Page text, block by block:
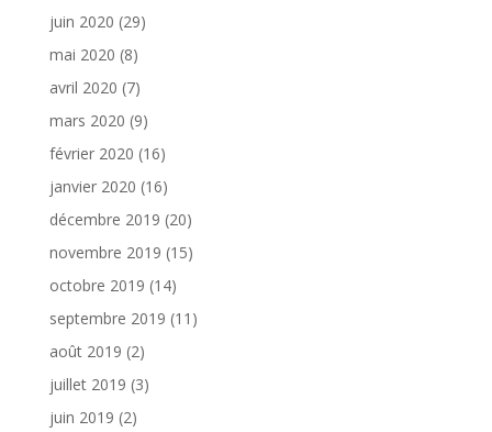
juin 2020 (29)
mai 2020 (8)
avril 2020 (7)
mars 2020 (9)
février 2020 (16)
janvier 2020 (16)
décembre 2019 (20)
novembre 2019 (15)
octobre 2019 (14)
septembre 2019 (11)
août 2019 (2)
juillet 2019 (3)
juin 2019 (2)